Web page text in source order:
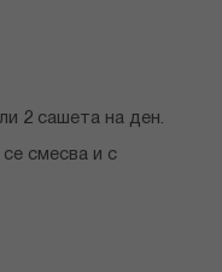
2 сашета на ден.
смесва и с